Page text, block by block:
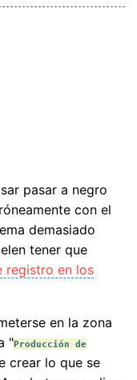
pasar a negro
con el
demasiado
tener que
registro en los
en la zona
"Producción de
crear lo que se